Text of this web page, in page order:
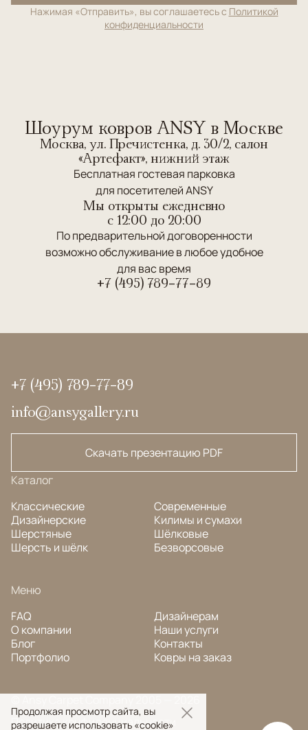
Нажимая «Отправить», вы соглашаетесь с Политикой
конфиденциальности
Шоурум ковров ANSY в Москве
Москва, ул. Пречистенка, д. 30/2, салон
«Артефакт», нижний этаж
Бесплатная гостевая парковка
для посетителей ANSY
Мы открыты ежедневно
c 12:00 до 20:00
По предварительной договоренности
возможно обслуживание в любое удобное
для вас время
+7 (495) 789-77-89
+7 (495) 789-77-89
info@ansygallery.ru
Скачать презентацию PDF
Каталог
Классические
Дизайнерские
Шерстяные
Шерсть и шёлк
Современные
Килимы и сумахи
Шёлковые
Безворсовые
Меню
FAQ
О компании
Блог
Портфолио
Дизайнерам
Наши услуги
Контакты
Ковры на заказ
Политика конфиденциальности
Продолжая просмотр сайта, вы
разрешаете использовать «cookie»